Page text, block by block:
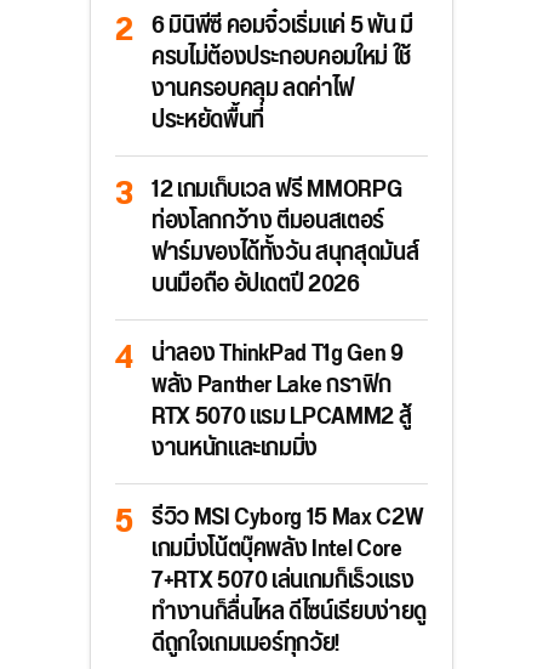
6 มินิพีซี คอมจิ๋วเริ่มแค่ 5 พัน มี
ครบไม่ต้องประกอบคอมใหม่ ใช้
งานครอบคลุม ลดค่าไฟ
ประหยัดพื้นที่
12 เกมเก็บเวล ฟรี MMORPG
ท่องโลกกว้าง ตีมอนสเตอร์
ฟาร์มของได้ทั้งวัน สนุกสุดมันส์
บนมือถือ อัปเดตปี 2026
น่าลอง ThinkPad T1g Gen 9
พลัง Panther Lake กราฟิก
RTX 5070 แรม LPCAMM2 สู้
งานหนักและเกมมิ่ง
รีวิว MSI Cyborg 15 Max C2W
เกมมิ่งโน้ตบุ๊คพลัง Intel Core
7+RTX 5070 เล่นเกมก็เร็วแรง
ทำงานก็ลื่นไหล ดีไซน์เรียบง่ายดู
ดีถูกใจเกมเมอร์ทุกวัย!